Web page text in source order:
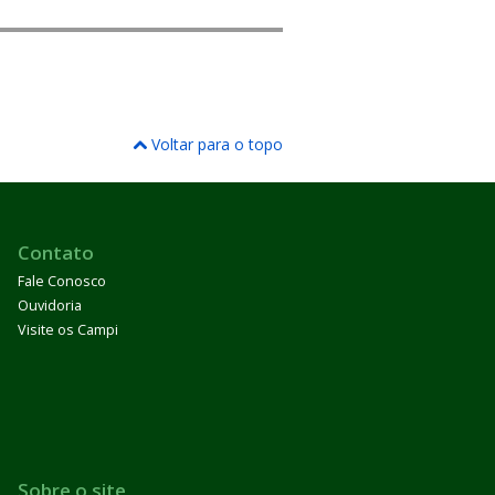
Voltar para o topo
Contato
Fale Conosco
Ouvidoria
Visite os Campi